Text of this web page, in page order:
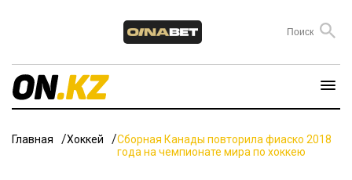
Главная Хоккей
Сборная Канады повторила фиаско 2018
года на чемпионате мира по хоккею